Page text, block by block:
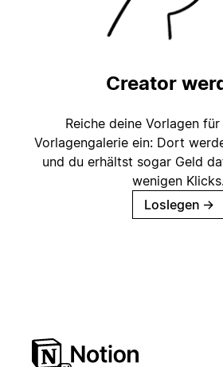
Creator
Reiche deine Vorlagen
Vorlagengalerie ein: Dort
und du erhältst sogar Geld
wenigen
Loslegen →